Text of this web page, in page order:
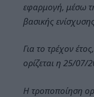
εφαρμογή, μέσω
βασικής
Για το τρέχον
ορίζεται η 25/07/
Η τροποποίηση